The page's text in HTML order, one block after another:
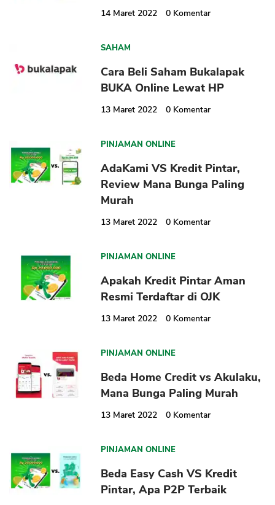
14 Maret 2022 0 Komentar
SAHAM
Cara Beli Saham Bukalapak
BUKA Online Lewat HP
13 Maret 2022 0 Komentar
PINJAMAN ONLINE
AdaKami VS Kredit Pintar,
Review Mana Bunga Paling
Murah
13 Maret 2022 0 Komentar
PINJAMAN ONLINE
Apakah Kredit Pintar Aman
Resmi Terdaftar di OJK
13 Maret 2022 0 Komentar
PINJAMAN ONLINE
Beda Home Credit vs Akulaku,
Mana Bunga Paling Murah
13 Maret 2022 0 Komentar
PINJAMAN ONLINE
Beda Easy Cash VS Kredit
Pintar, Apa P2P Terbaik